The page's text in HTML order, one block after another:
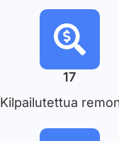
17
Kilpailutettua